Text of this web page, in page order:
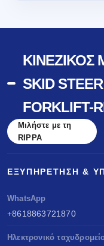
ΚΙΝΈΖΙΚΟΣ
SKID
FORKLIFT-
Μιλήστε με τη
RIPPA
ΕΞΥΠΗΡΈΤΗΣΗ &
WhatsApp
+8618863721870
Ηλεκτρονικό